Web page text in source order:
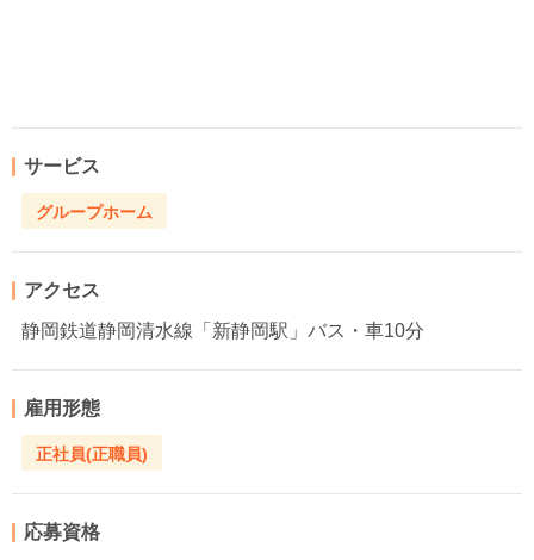
サービス
グループホーム
アクセス
静岡鉄道静岡清水線「新静岡駅」バス・車10分
雇用形態
正社員(正職員)
応募資格